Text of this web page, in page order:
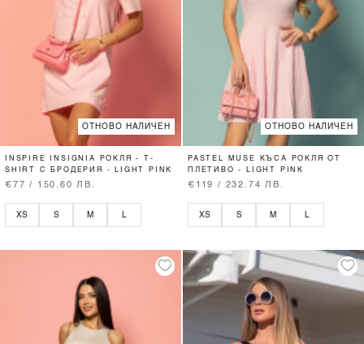
ОТНОВО НАЛИЧЕН
INSPIRE INSIGNIA РОКЛЯ - T-
SHIRT С БРОДЕРИЯ - LIGHT PINK
€77 / 150.60 ЛВ.
XS S M
ОТНОВО НАЛИЧЕН
PASTEL MUSE КЪСА РОКЛЯ ОТ
ПЛЕТИВО - LIGHT PINK
€119 / 232.74 ЛВ.
XS S M